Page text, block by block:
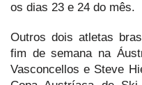
os dias 23 e 24 do mês.
Outros dois atletas
fim de semana na
Vasconcellos e Steve